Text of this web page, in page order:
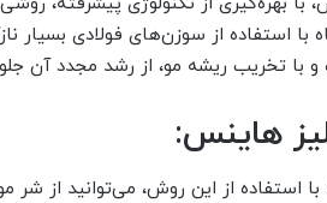
با استفاده از سوزن‌های فولادی بسیار
و با تخریب ریشه مو، از رشد مجدد آن
هاینس:
با استفاده از این روش، می‌توانید از